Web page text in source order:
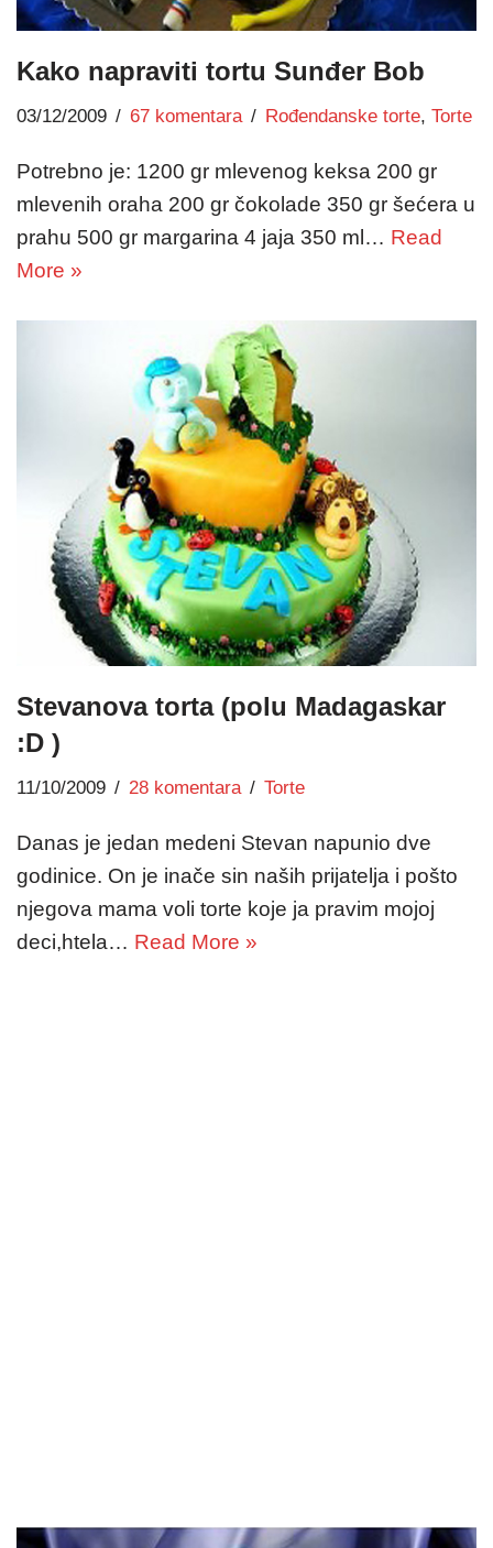
Kako napraviti tortu Sunđer Bob
03/12/2009 67 komentara Rođendanske torte, Torte
Potrebno je: 1200 gr mlevenog keksa 200 gr
mlevenih oraha 200 gr čokolade 350 gr šećera u
prahu 500 gr margarina 4 jaja 350 ml… Read
More »
Stevanova torta (polu Madagaskar
:D )
11/10/2009 28 komentara Torte
Danas je jedan medeni Stevan napunio dve
godinice. On je inače sin naših prijatelja i pošto
njegova mama voli torte koje ja pravim mojoj
deci,htela… Read More »